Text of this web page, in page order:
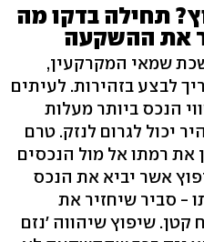
תחילה בדקו מה
את ההשקעה
שמאי המקרקעין,
לבצע בזהירות. לעיתים
הנכס ביותר מעלות
יכול לגרום לנזק. טרם
את רמתו אל מול הנכסים
אשר יביא את הנכס
- סביר שיחזיר את
קטן. שיפוץ שיהווה 'נזם